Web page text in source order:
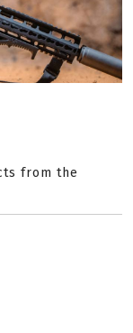
from the